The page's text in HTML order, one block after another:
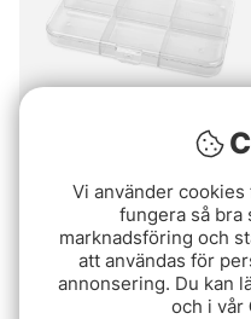
compartments
85 kr
Slutsåld
Vi använder
fungera så bra
marknadsföring och
att användas för
annonsering. Du kan
och i vår